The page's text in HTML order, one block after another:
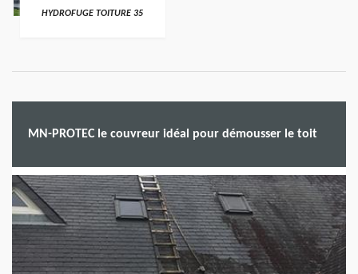
HYDROFUGE TOITURE 35
MN-PROTEC le couvreur idéal pour démousser le toit